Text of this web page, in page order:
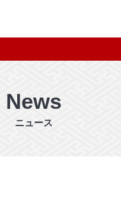
News
ニュース